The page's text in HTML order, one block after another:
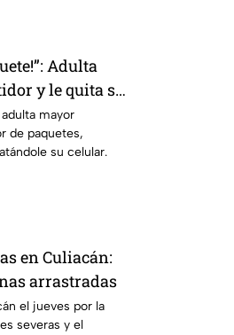
Adulta
y le quita su
mayor
de paquetes,
su celular.
en Culiacán:
arrastradas
el jueves por la
severas y el